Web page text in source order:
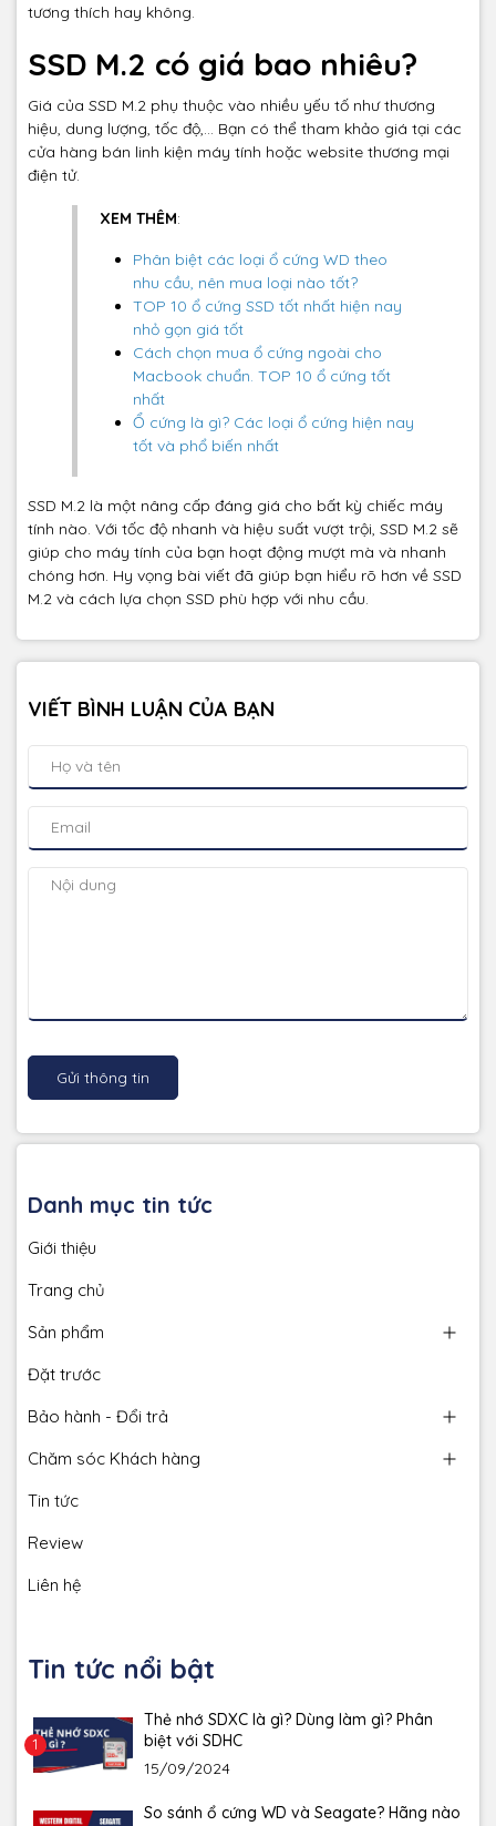
tương thích hay không.
SSD M.2 có giá bao nhiêu?
Giá của SSD M.2 phụ thuộc vào nhiều yếu tố như thương
hiệu, dung lượng, tốc độ,... Bạn có thể tham khảo giá tại các
cửa hàng bán linh kiện máy tính hoặc website thương mại
điện tử.
XEM THÊM:
Phân biệt các loại ổ cứng WD theo
nhu cầu, nên mua loại nào tốt?
TOP 10 ổ cứng SSD tốt nhất hiện nay
nhỏ gọn giá tốt
Cách chọn mua ổ cứng ngoài cho
Macbook chuẩn. TOP 10 ổ cứng tốt
nhất
Ổ cứng là gì? Các loại ổ cứng hiện nay
tốt và phổ biến nhất
SSD M.2 là một nâng cấp đáng giá cho bất kỳ chiếc máy
tính nào. Với tốc độ nhanh và hiệu suất vượt trội, SSD M.2 sẽ
giúp cho máy tính của bạn hoạt động mượt mà và nhanh
chóng hơn. Hy vọng bài viết đã giúp bạn hiểu rõ hơn về SSD
M.2 và cách lựa chọn SSD phù hợp với nhu cầu.
VIẾT BÌNH LUẬN CỦA BẠN
Gửi thông tin
Danh mục tin tức
Giới thiệu
Trang chủ
Sản phẩm
Đặt trước
Bảo hành - Đổi trả
Chăm sóc Khách hàng
Tin tức
Review
Liên hệ
Tin tức nổi bật
1
Thẻ nhớ SDXC là gì? Dùng làm gì? Phân
biệt với SDHC
15/09/2024
So sánh ổ cứng WD và Seagate? Hãng nào